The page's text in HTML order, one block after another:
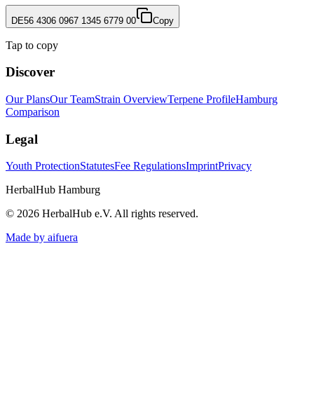
DE56 4306 0967 1345 6779 00 Copy
Tap to copy
Discover
Our PlansOur TeamStrain OverviewTerpene ProfileHamburg
Comparison
Legal
Youth ProtectionStatutesFee RegulationsImprintPrivacy
HerbalHub Hamburg
© 2026 HerbalHub e.V. All rights reserved.
Made by aifuera